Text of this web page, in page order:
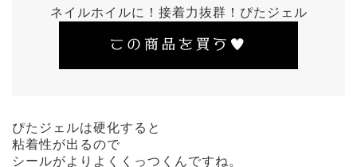
ネイルホイルに！接着力抜群！ぴたジェル
ぴたジェルは硬化すると
粘着性が出るので
シールがよりよくくっつくんですね。